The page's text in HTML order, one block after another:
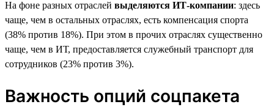
На фоне разных отраслей выделяются ИТ-компании: здесь
чаще, чем в остальных отраслях, есть компенсация спорта
(38% против 18%). При этом в прочих отраслях существенно
чаще, чем в ИТ, предоставляется служебный транспорт для
сотрудников (23% против 3%).
Важность опций соцпакета